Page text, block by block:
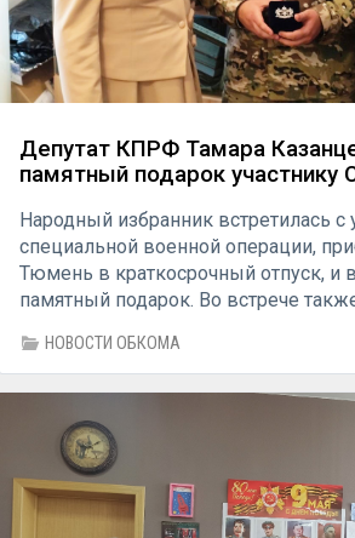
Депутат КПРФ Тамара
памятный подарок участнику
Народный избранник встретилась с
специальной военной операции,
Тюмень в краткосрочный отпуск, и
памятный подарок. Во встрече
НОВОСТИ ОБКОМА